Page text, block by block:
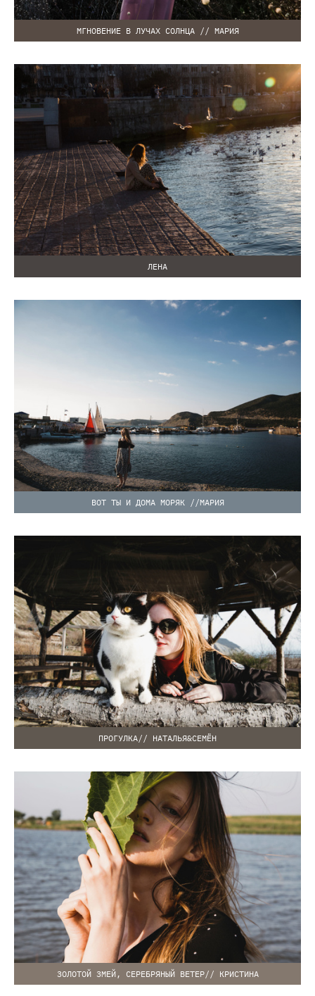
МГНОВЕНИЕ В ЛУЧАХ СОЛНЦА // МАРИЯ
ЛЕНА
ВОТ ТЫ И ДОМА МОРЯК //МАРИЯ
ПРОГУЛКА// НАТАЛЬЯ&СЕМЁН
ЗОЛОТОЙ ЗМЕЙ, СЕРЕБРЯНЫЙ ВЕТЕР// КРИСТИНА